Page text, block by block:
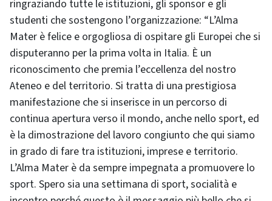
ringraziando tutte le istituzioni, gli sponsor e gli
studenti che sostengono l’organizzazione: “L’Alma
Mater è felice e orgogliosa di ospitare gli Europei che si
disputeranno per la prima volta in Italia. È un
riconoscimento che premia l’eccellenza del nostro
Ateneo e del territorio. Si tratta di una prestigiosa
manifestazione che si inserisce in un percorso di
continua apertura verso il mondo, anche nello sport, ed
è la dimostrazione del lavoro congiunto che qui siamo
in grado di fare tra istituzioni, imprese e territorio.
L’Alma Mater è da sempre impegnata a promuovere lo
sport. Spero sia una settimana di sport, socialità e